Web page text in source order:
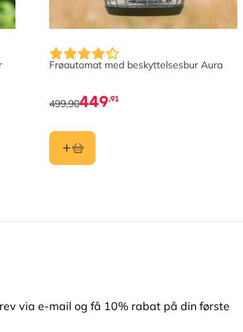
Frøautomat med beskyttelsesbur Aura
449,91
499,90
via e-mail og få 10% rabat på din første